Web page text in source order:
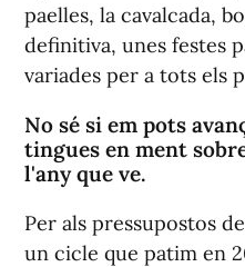
paelles, la cavalcada,
definitiva, unes festes
variades per a tots els
No sé si em pots
tingues en ment
l'any que ve.
Per als pressupostos
un cicle que patim en